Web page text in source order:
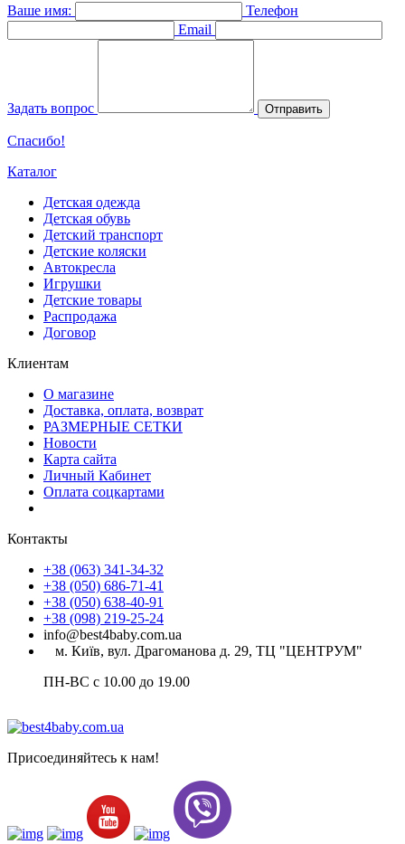
Ваше имя:
Телефон
Email
Задать вопрос Отправить
Спасибо!
Каталог
Детская одежда
Детская обувь
Детский транспорт
Детские коляски
Автокресла
Игрушки
Детские товары
Распродажа
Договор
Клиентам
О магазине
Доставка, оплата, возврат
РАЗМЕРНЫЕ СЕТКИ
Новости
Карта сайта
Личный Кабинет
Оплата соцкартами
Контакты
+38 (063) 341-34-32
+38 (050) 686-71-41
+38 (050) 638-40-91
+38 (098) 219-25-24
info@best4baby.com.ua
м. Київ, вул. Драгоманова д. 29, ТЦ "ЦЕНТРУМ"
ПН-ВС с 10.00 до 19.00
Присоединяйтесь к нам!